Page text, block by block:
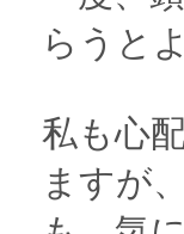
らうと
私も心
ますが